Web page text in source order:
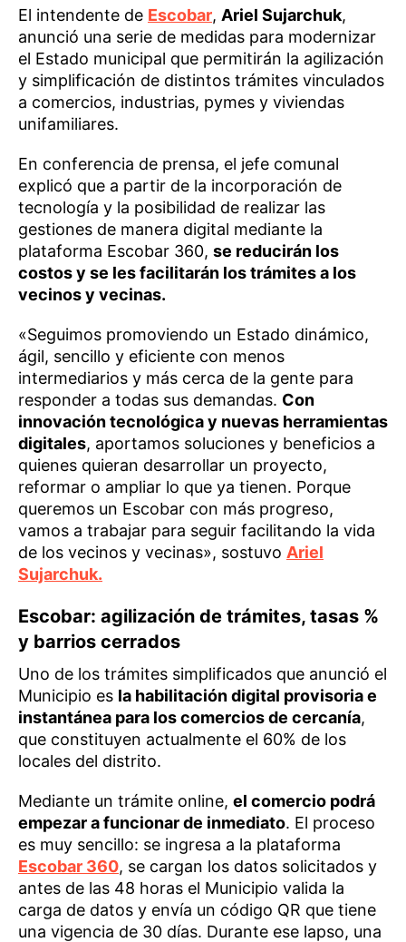
El intendente de Escobar, Ariel Sujarchuk,
anunció una serie de medidas para modernizar
el Estado municipal que permitirán la agilización
y simplificación de distintos trámites vinculados
a comercios, industrias, pymes y viviendas
unifamiliares.
En conferencia de prensa, el jefe comunal
explicó que a partir de la incorporación de
tecnología y la posibilidad de realizar las
gestiones de manera digital mediante la
plataforma Escobar 360, se reducirán los
costos y se les facilitarán los trámites a los
vecinos y vecinas.
«Seguimos promoviendo un Estado dinámico,
ágil, sencillo y eficiente con menos
intermediarios y más cerca de la gente para
responder a todas sus demandas. Con
innovación tecnológica y nuevas herramientas
digitales, aportamos soluciones y beneficios a
quienes quieran desarrollar un proyecto,
reformar o ampliar lo que ya tienen. Porque
queremos un Escobar con más progreso,
vamos a trabajar para seguir facilitando la vida
de los vecinos y vecinas», sostuvo Ariel
Sujarchuk.
Escobar: agilización de trámites, tasas %
y barrios cerrados
Uno de los trámites simplificados que anunció el
Municipio es la habilitación digital provisoria e
instantánea para los comercios de cercanía,
que constituyen actualmente el 60% de los
locales del distrito.
Mediante un trámite online, el comercio podrá
empezar a funcionar de inmediato. El proceso
es muy sencillo: se ingresa a la plataforma
Escobar 360, se cargan los datos solicitados y
antes de las 48 horas el Municipio valida la
carga de datos y envía un código QR que tiene
una vigencia de 30 días. Durante ese lapso, una